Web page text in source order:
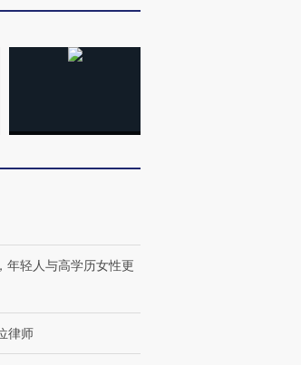
拱下台
飞地休达
的生活方式·第三对
住三大增长引擎是什么？
年轻人与高学历女性更
律师